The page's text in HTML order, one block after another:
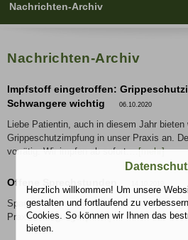
Nachrichten-Archiv
Nachrichten-Archiv
Impfstoff eingetroffen:
Schwangere wichtig
06.10.2020
Liebe Patientin, auch in diesem Jahr
Grippeschutzimpfung in unser Praxis an.
vorrätig. Wir impfen ab sofort.…[mehr]
Offene Sprechstunden
Spagat zwischen gesetzlichen
Praxisbedingungen[mehr]
Herzlich willkommen! Um unsere
gestalten und fortlaufend zu
Cookies. So können wir Ihnen das
bieten.